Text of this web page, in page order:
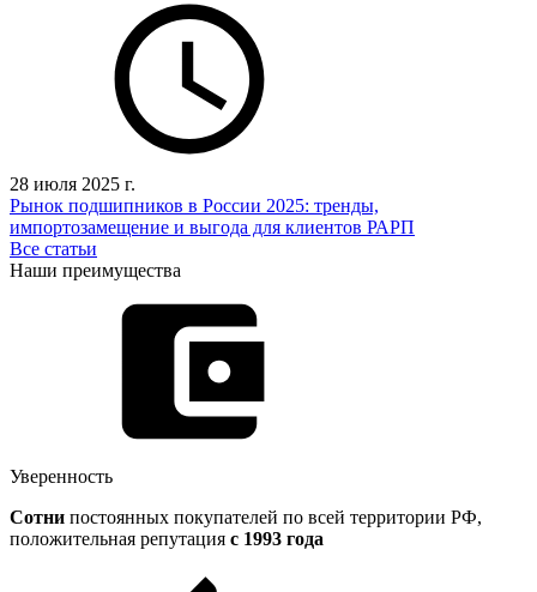
28 июля 2025 г.
Рынок подшипников в России 2025: тренды,
импортозамещение и выгода для клиентов РАРП
Все статьи
Наши преимущества
Уверенность
Сотни постоянных покупателей по всей территории РФ,
положительная репутация с 1993 года